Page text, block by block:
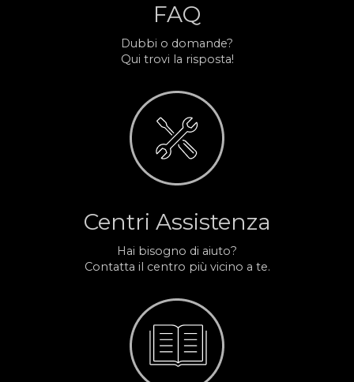
FAQ
Dubbi o domande?
Qui trovi la risposta!
Centri Assistenza
Hai bisogno di aiuto?
Contatta il centro più vicino a te.